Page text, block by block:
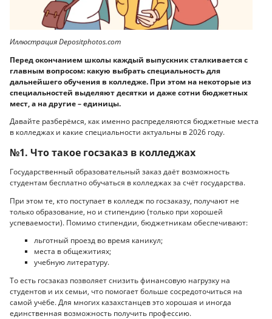
Иллюстрация Depositphotos.com
Перед окончанием школы каждый выпускник сталкивается с
главным вопросом: какую выбрать специальность для
дальнейшего обучения в колледже. При этом на некоторые из
специальностей выделяют десятки и даже сотни бюджетных
мест, а на другие – единицы.
Давайте разберёмся, как именно распределяются бюджетные места
в колледжах и какие специальности актуальны в 2026 году.
№1. Что такое госзаказ в колледжах
Государственный образовательный заказ даёт возможность
студентам бесплатно обучаться в колледжах за счёт государства.
При этом те, кто поступает в колледж по госзаказу, получают не
только образование, но и стипендию (только при хорошей
успеваемости). Помимо стипендии, бюджетникам обеспечивают:
льготный проезд во время каникул;
места в общежитиях;
учебную литературу.
То есть госзаказ позволяет снизить финансовую нагрузку на
студентов и их семьи, что помогает больше сосредоточиться на
самой учёбе. Для многих казахстанцев это хорошая и иногда
единственная возможность получить профессию.